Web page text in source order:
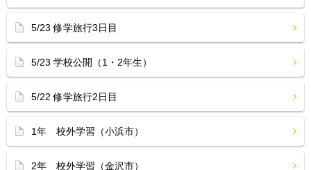
5/23 修学旅行3日目
5/23 学校公開（1・2年生）
5/22 修学旅行2日目
1年 校外学習（小浜市）
2年 校外学習（金沢市）